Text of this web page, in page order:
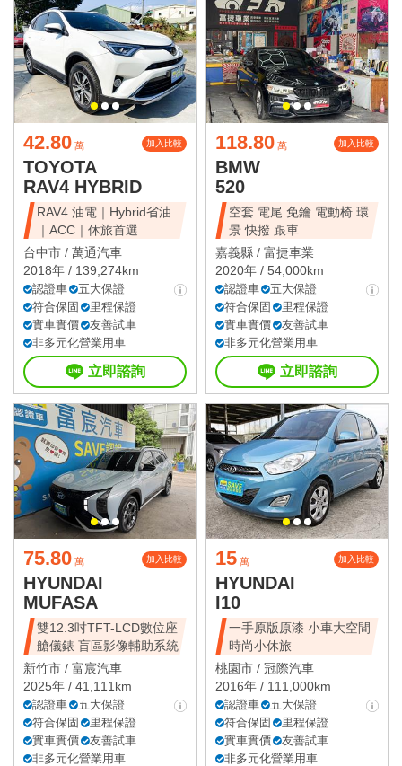
42.80 萬 加入比較
TOYOTA
RAV4 HYBRID
RAV4 油電｜Hybrid省油
｜ACC｜休旅首選
台中市 / 萬通汽車
2018年 / 139,274km
認證車
五大保證
符合保固
里程保證
實車實價
友善試車
非多元化營業用車
立即諮詢
118.80 萬 加入比較
BMW
520
空套 電尾 免鑰 電動椅 環
景 快撥 跟車
嘉義縣 / 富捷車業
2020年 / 54,000km
認證車
五大保證
符合保固
里程保證
實車實價
友善試車
非多元化營業用車
立即諮詢
75.80 萬 加入比較
HYUNDAI
MUFASA
雙12.3吋TFT-LCD數位座
艙儀錶 盲區影像輔助系統
新竹市 / 富宸汽車
2025年 / 41,111km
認證車
五大保證
符合保固
里程保證
實車實價
友善試車
非多元化營業用車
15 萬 加入比較
HYUNDAI
I10
一手原版原漆 小車大空間
時尚小休旅
桃園市 / 冠際汽車
2016年 / 111,000km
認證車
五大保證
符合保固
里程保證
實車實價
友善試車
非多元化營業用車